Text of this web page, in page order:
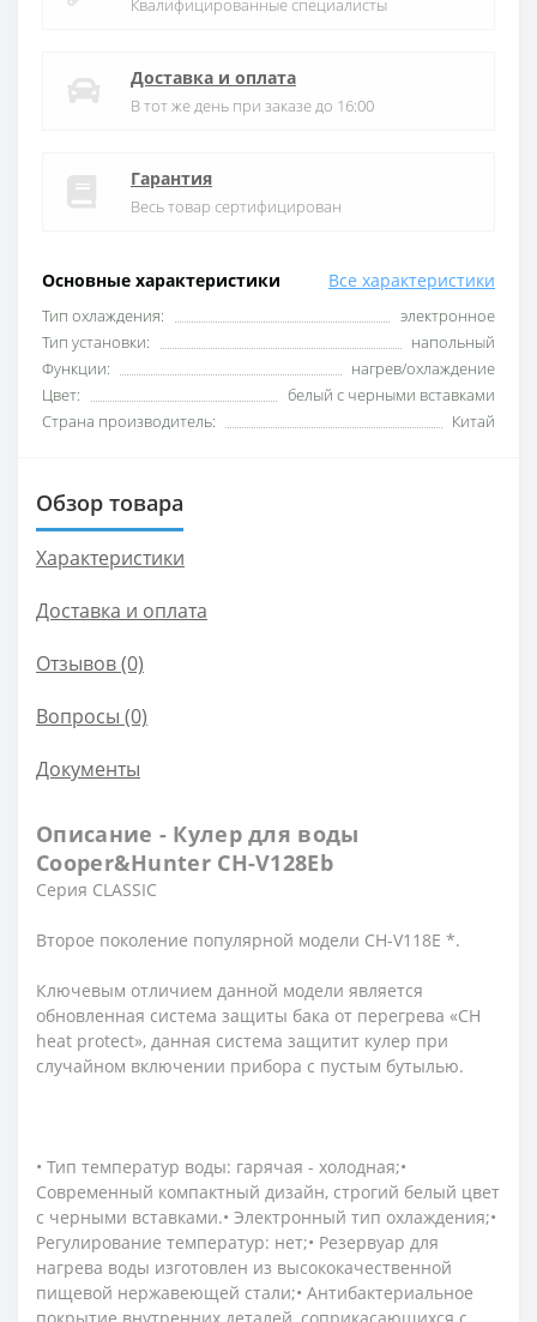
Основные характеристики Все характеристики
Тип охлаждения:
электронное
Тип установки:
напольный
Функции:
нагрев/охлаждение
Цвет:
белый с черными вставками
Страна производитель:
Китай
Квалифицированные специалисты
Доставка и оплата
В тот же день при заказе до 16:00
Гарантия
Весь товар сертифицирован
Обзор товара
Характеристики
Доставка и оплата
Отзывов (0)
Вопросы (0)
Документы
Описание - Кулер для воды
Cooper&Hunter CH-V128Eb
Серия CLASSIC
Второе поколение популярной модели CH-V118E *.
Ключевым отличием данной модели является
обновленная система защиты бака от перегрева «CH
heat protect», данная система защитит кулер при
случайном включении прибора с пустым бутылью.
• Тип температур воды: гарячая - холодная;•
Современный компактный дизайн, строгий белый цвет
с черными вставками.• Электронный тип охлаждения;•
Регулирование температур: нет;• Резервуар для
нагрева воды изготовлен из высококачественной
пищевой нержавеющей стали;• Антибактериальное